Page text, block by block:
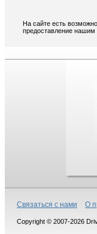
На сайте есть
предоставление нашим
Связаться с нами О
Copyright © 2007-2026